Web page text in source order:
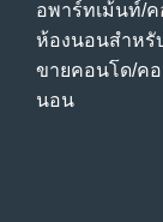
อพาร์ทเม้นท์/
ห้องนอนสําหรั
ขายคอนโด/ค
นอน